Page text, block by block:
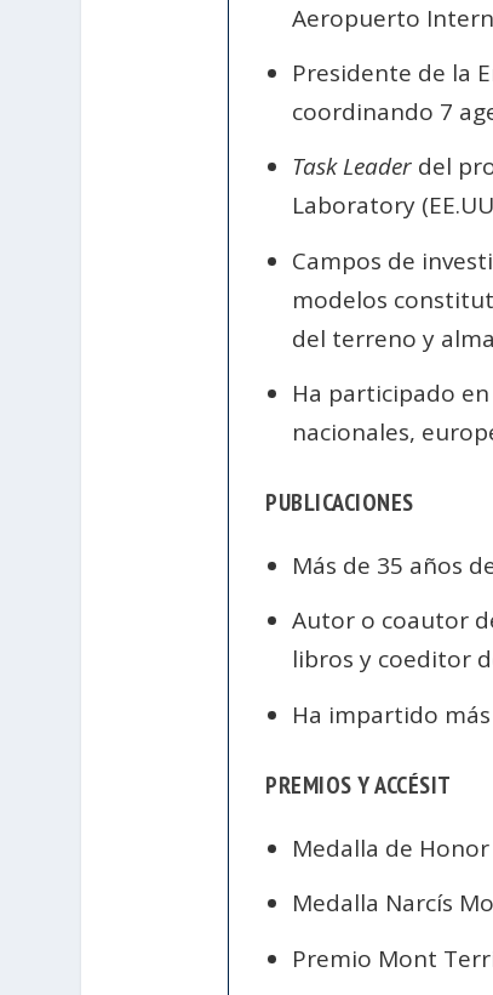
Aeropuerto
Presidente de la
coordinando 7
Task Leaderdel
Laboratory
Campos de
modelos
del terreno y
Ha participado
nacionales,
PUBLICACIONES
Más de 35 años
Autor o coautor
libros y coeditor
Ha impartido
PREMIOS Y ACCÉSIT
Medalla de
Medalla Narcís
Premio Mont